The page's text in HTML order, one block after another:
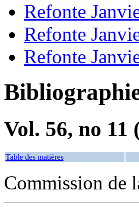
Refonte
Refonte
Refonte
Vol. 56, no 11
Table des matières
Commission de